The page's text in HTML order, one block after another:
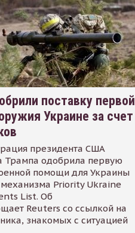
поставку первой
Украине за счет
президента США
Трампа одобрила первую
помощи для Украины
Priority Ukraine
List. Об
Reuters со ссылкой на
знакомых с ситуацией